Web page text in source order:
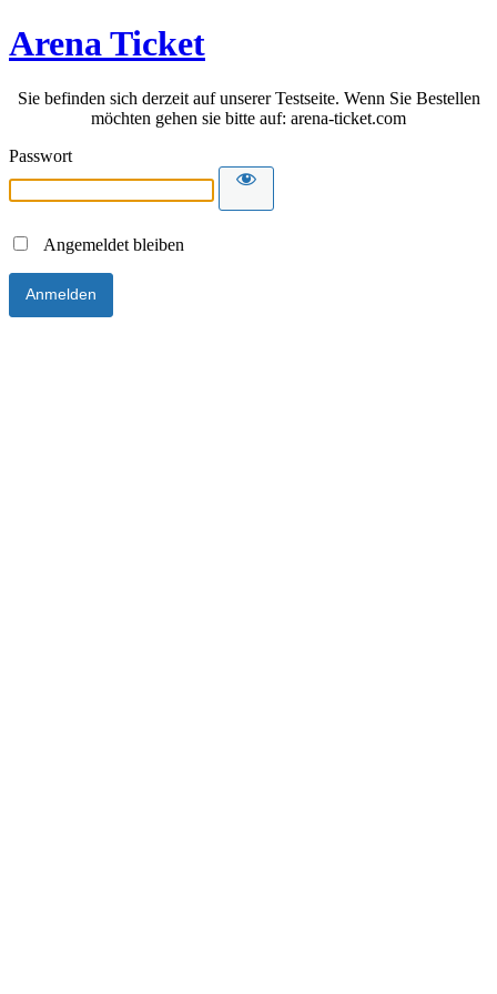
Arena Ticket
Sie befinden sich derzeit auf unserer Testseite. Wenn Sie Bestellen
möchten gehen sie bitte auf: arena-ticket.com
Passwort
Angemeldet bleiben